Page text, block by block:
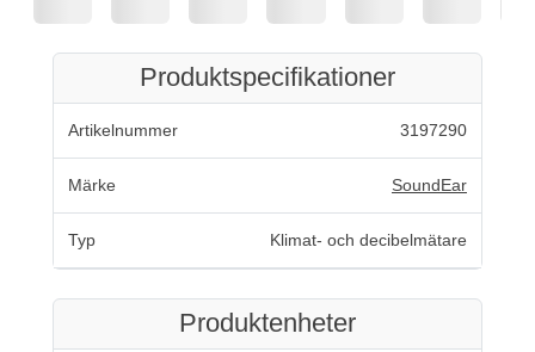
Produktspecifikationer
Artikelnummer 3197290
Märke SoundEar
Typ Klimat- och decibelmätare
Produktenheter